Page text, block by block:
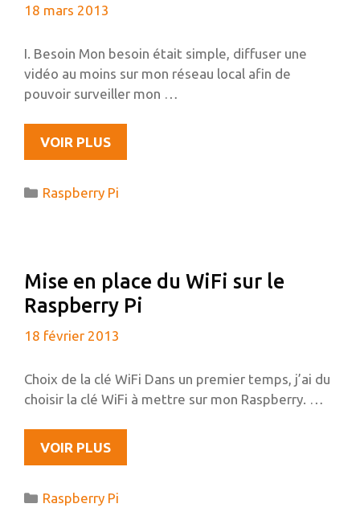
18 mars 2013
I. Besoin Mon besoin était simple, diffuser une
vidéo au moins sur mon réseau local afin de
pouvoir surveiller mon …
VOIR PLUSDIFFUSER
UNE
À
PI
(GRACE
MOTION)
Catégories
Raspberry Pi
Mise en place du WiFi sur le
Raspberry Pi
18 février 2013
Choix de la clé WiFi Dans un premier temps, j’ai du
choisir la clé WiFi à mettre sur mon Raspberry. …
VOIR PLUSMISE
EN
DU
Catégories
Raspberry Pi